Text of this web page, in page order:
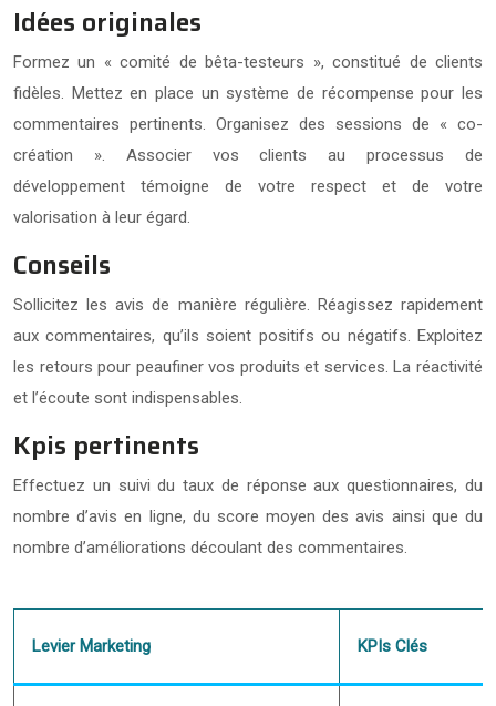
Idées originales
Formez un « comité de bêta-testeurs », constitué de clients
fidèles. Mettez en place un système de récompense pour les
commentaires pertinents. Organisez des sessions de « co-
création ». Associer vos clients au processus de
développement témoigne de votre respect et de votre
valorisation à leur égard.
Conseils
Sollicitez les avis de manière régulière. Réagissez rapidement
aux commentaires, qu’ils soient positifs ou négatifs. Exploitez
les retours pour peaufiner vos produits et services. La réactivité
et l’écoute sont indispensables.
Kpis pertinents
Effectuez un suivi du taux de réponse aux questionnaires, du
nombre d’avis en ligne, du score moyen des avis ainsi que du
nombre d’améliorations découlant des commentaires.
Levier Marketing KPIs Clés